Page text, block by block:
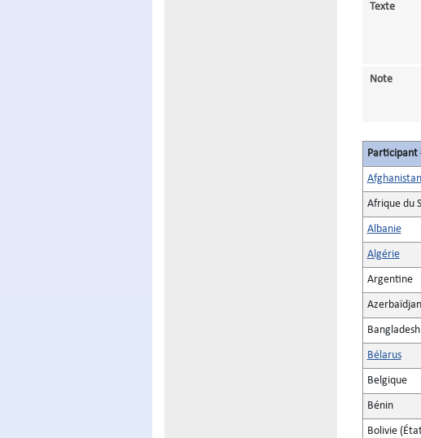
Texte
Note
Participant
Afghanistan
Afrique du
Albanie
Algérie
Argentine
Azerbaïdjan
Bangladesh
Bélarus
Belgique
Bénin
Bolivie